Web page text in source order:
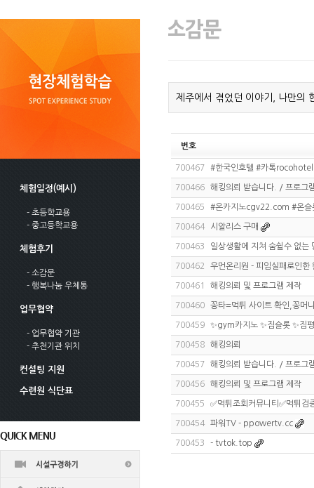
체험일정(예시)
- 초등학교용
- 중고등학교용
체험후기
- 소감문
- 행복나눔 우체통
업무협약
- 업무협약 기관
- 추천기관 위치
컨설팅 지원
수련원 식단표
제주에서 겪었던 이야기, 나만의
번호
700467 #한국인호텔 #카톡
700466 해킹의뢰 받습니다. / 프로그
700465 #온카지노cgv22.com #온
700464 시알리스 구매
700463 일상생활에 지쳐 숨쉴수 없
700462 우먼온리원 - 피임실패로인
700461 해킹의뢰 및 프로그램 제작
700460 꽁타=먹튀 사이트 확인,꽁머
700459 ✨gym카지노 ✨짐슬롯 ✨짐
700458 해킹의뢰
700457 해킹의뢰 받습니다. / 프로그
700456 해킹의뢰 및 프로그램 제작
700455 ✅먹튀조회커뮤니티✅먹튀검
700454 파워TV - ppowertv.cc
700453 - tvtok.top